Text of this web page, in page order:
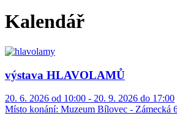
Kalendář
výstava HLAVOLAMŮ
20. 6. 2026 od 10:00 - 20. 9. 2026 do 17:00
Místo konání: Muzeum Bílovec - Zámecká